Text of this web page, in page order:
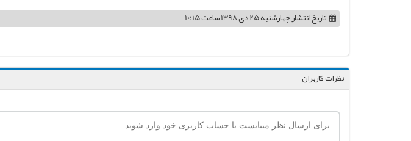
تاریخ انتشارچهارشنبه 25 دی 1398 ساعت 10:15
نظرات کاربران